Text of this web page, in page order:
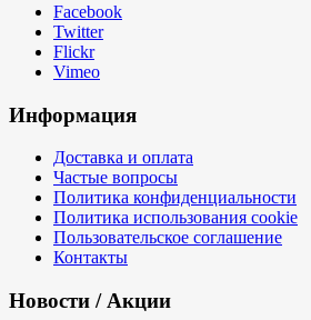
Facebook
Twitter
Flickr
Vimeo
Информация
Доставка и оплата
Частые вопросы
Политика конфиденциальности
Политика использования cookie
Пользовательское соглашение
Контакты
Новости / Акции